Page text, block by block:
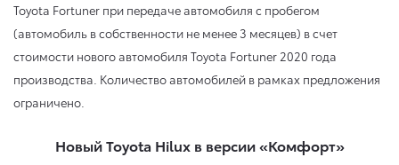
Toyota Fortuner при передаче автомобиля с пробегом
(автомобиль в собственности не менее 3 месяцев) в счет
стоимости нового автомобиля Toyota Fortuner 2020 года
производства. Количество автомобилей в рамках предложения
ограничено.
Новый Toyota Hilux в версии «Комфорт»